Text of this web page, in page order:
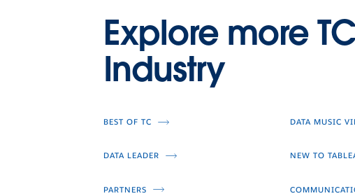
Explore more
Industry
BEST OF TC DATA MUSIC
DATA LEADER NEW TO
PARTNERS